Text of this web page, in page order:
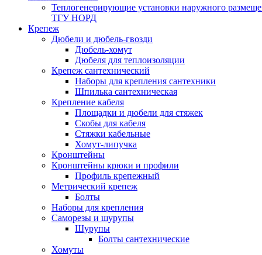
Теплогенерирующие установки наружного
ТГУ НОРД
Крепеж
Дюбели и дюбель-гвозди
Дюбель-хомут
Дюбеля для теплоизоляции
Крепеж сантехнический
Наборы для крепления сантехники
Шпилька сантехническая
Крепление кабеля
Площадки и дюбели для стяжек
Скобы для кабеля
Стяжки кабельные
Хомут-липучка
Кронштейны
Кронштейны крюки и профили
Профиль крепежный
Метрический крепеж
Болты
Наборы для крепления
Саморезы и шурупы
Шурупы
Болты сантехнические
Хомуты